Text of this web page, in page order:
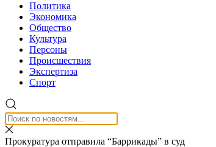
Политика
Экономика
Общество
Культура
Персоны
Происшествия
Экспертиза
Спорт
Прокуратура отправила “Баррикады” в суд